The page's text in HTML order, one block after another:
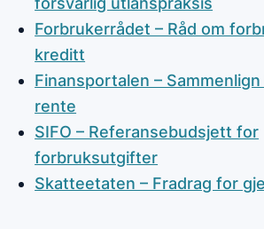
Forbrukerrådet – Råd om
kreditt
Finansportalen –
rente
SIFO – Referansebudsjett for
forbruksutgifter
Skatteetaten – Fradrag for